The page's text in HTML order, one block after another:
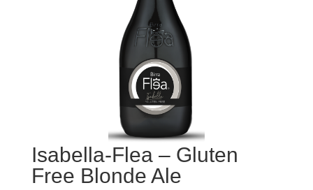
Isabella-Flea – Gluten
Free Blonde Ale